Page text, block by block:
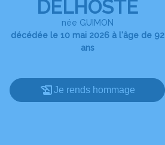
DELHOSTE
née GUIMON
décédée le 10 mai 2026 à l'âge de 92
ans
Je rends hommage